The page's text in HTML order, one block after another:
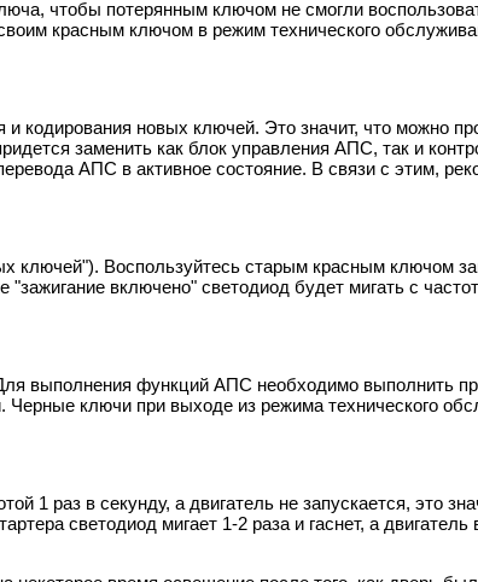
чтобы потерянным ключом не смогли
красным ключом в режим технического
кодирования новых ключей. Это значит, что можно
заменить как блок управления АПС, так и
АПС в активное состояние. В связи с этим,
ключей"). Воспользуйтесь старым красным ключом
включено" светодиод будет мигать с
выполнения функций АПС необходимо выполнить
ключи при выходе из режима технического
1 раз в секунду, а двигатель не запускается, это
светодиод мигает 1-2 раза и гаснет, а двигатель